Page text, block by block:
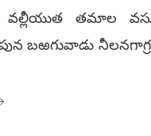
వల్లీయుత తమాల
బఱగువాడు